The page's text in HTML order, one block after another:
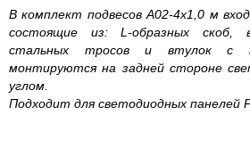
В комплект подвесов A02-4х1,0 м
состоящие из: L-образных скоб,
стальных тросов и втулок с
монтируются на задней стороне
углом.
Подходит для светодиодных панелей